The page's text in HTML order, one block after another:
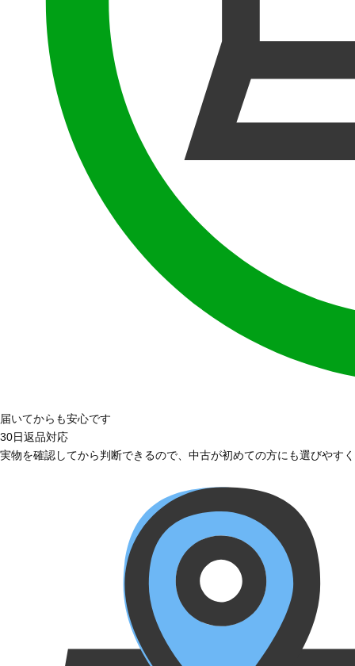
届いてからも安心です
30日返品対応
実物を確認してから判断できるので、中古が初めての方にも選びやす